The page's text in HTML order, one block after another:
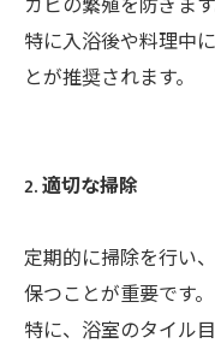
特に入浴後や料理中
とが推奨されます。
2. 適切な掃除
定期的に掃除を行い
保つことが重要です。
特に、浴室のタイル